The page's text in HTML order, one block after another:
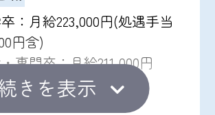
：月給223,000円(処遇手当
円含)
専門卒：月給211,000円
月給204,080円
1回 8,000円